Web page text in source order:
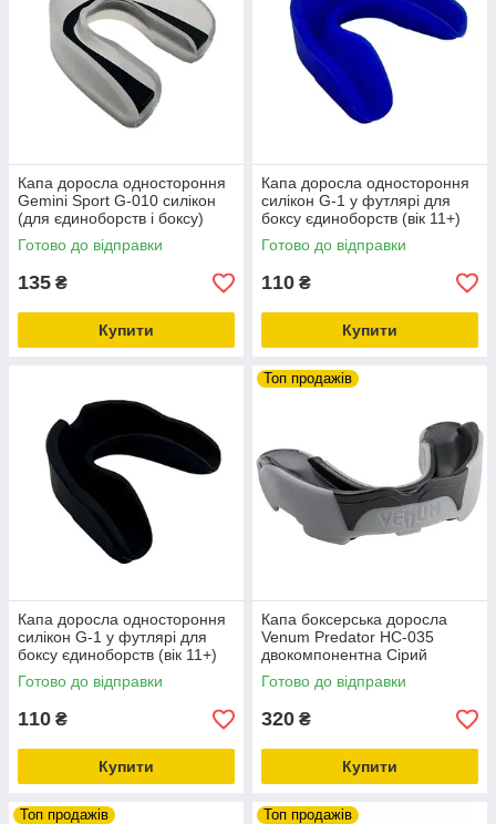
Капа доросла одностороння
Gemini Sport G-010 силікон
(для єдиноборств і боксу)
Прозорий
Готово до відправки
135 ₴
Купити
Капа доросла одностороння
силікон G-1 у футлярі для
боксу єдиноборств (вік 11+)
Синій
Готово до відправки
110 ₴
Купити
Капа доросла одностороння
силікон G-1 у футлярі для
боксу єдиноборств (вік 11+)
Чорний
Готово до відправки
110 ₴
Купити
Топ продажів
Капа боксерська доросла
Venum Predator HC-035
двокомпонентна Сірий
Готово до відправки
320 ₴
Купити
Топ продажів Топ продажів